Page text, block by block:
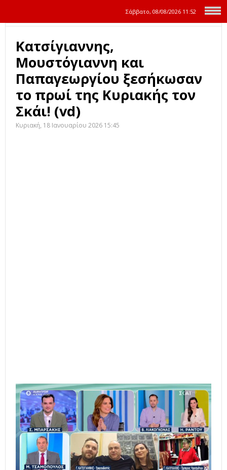
Σάββατο, 08/08/2026 11:52
Κατσίγιαννης,
Μουστόγιαννη και
Παπαγεωργίου ξεσήκωσαν
το πρωί της Κυριακής τον
Σκάι! (vd)
Κυριακή, 18 Ιανουαρίου 2026 15:45